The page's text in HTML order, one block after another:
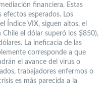
financiera. Estas
esperados. Los
Índice VIX, siguen altos, el
el dólar superó los $850),
La ineficacia de las
corresponde a que
el avance del virus o
trabajadores enfermos o
es más parecida a la